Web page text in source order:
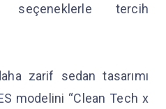
seçeneklerle tercih
zarif sedan tasarımı
modelini “Clean Tech x